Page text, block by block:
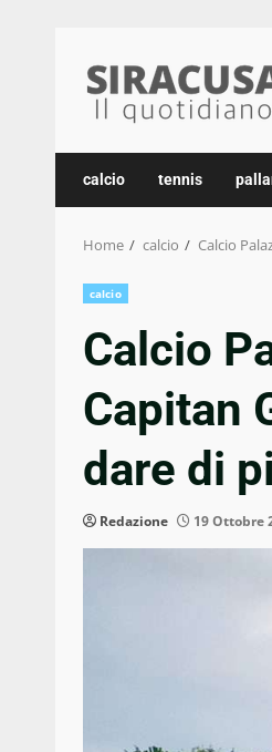
content
calcio tennis
Home calcio Calcio
calcio
Calcio
Capitan
dare di
Redazione 19 Ottobre